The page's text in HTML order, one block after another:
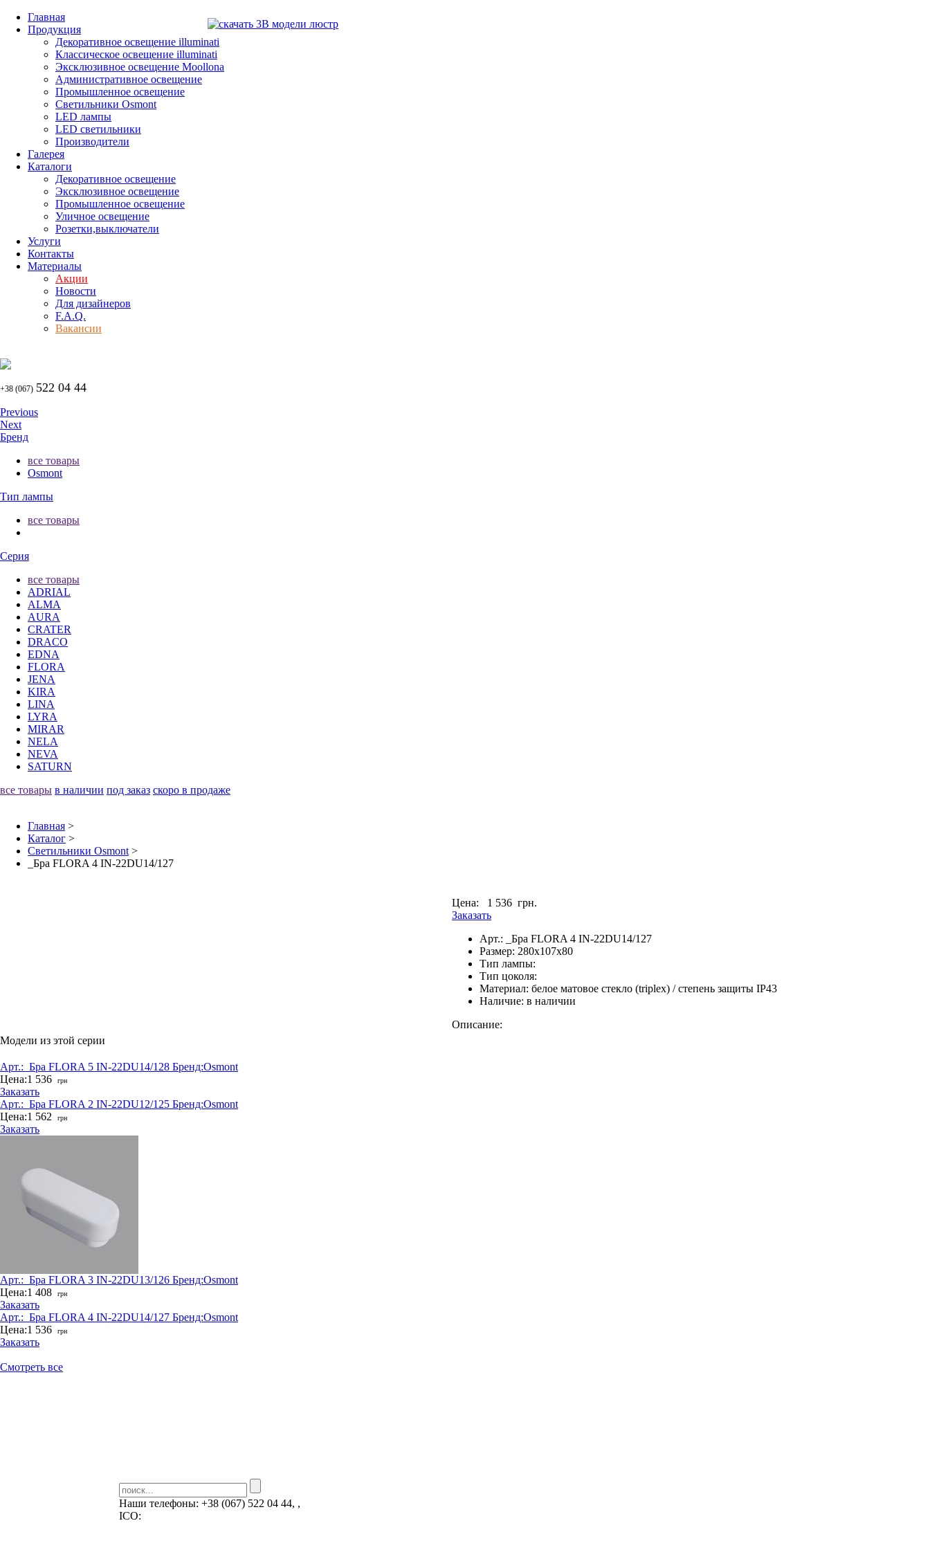
Главная
Продукция
Декоративное освещение illuminati
Классическое освещение illuminati
Эксклюзивное освещение Moollona
Административное освещение
Промышленное освещение
Светильники Osmont
LED лампы
LED светильники
Производители
Галерея
Каталоги
Декоративное освещение
Эксклюзивное освещение
Промышленное освещение
Уличное освещение
Розетки,выключатели
Услуги
Контакты
Материалы
Акции
Новости
Для дизайнеров
F.A.Q.
Вакансии
+38 (067) 522 04 44
Previous
Next
Бренд
все товары
Osmont
Тип лампы
все товары
Серия
все товары
ADRIAL
ALMA
AURA
CRATER
DRACO
EDNA
FLORA
JENA
KIRA
LINA
LYRA
MIRAR
NELA
NEVA
SATURN
все товары в наличии под заказ скоро в продаже
Главная >
Каталог >
Светильники Osmont >
_Бра FLORA 4 IN-22DU14/127
Цена:
1 536 грн.
Заказать
Арт.:
_Бра FLORA 4 IN-22DU14/127
Размер: 280x107x80
Тип лампы:
Тип цоколя:
Материал: белое матовое стекло (triplex) / степень защиты IP43
Наличие: в наличии
Описание:
Модели из этой серии
Арт.: _Бра FLORA 5 IN-22DU14/128 Бренд:Osmont
Цена:1 536 грн
Заказать
Арт.: _Бра FLORA 2 IN-22DU12/125 Бренд:Osmont
Цена:1 562 грн
Заказать
Арт.: _Бра FLORA 3 IN-22DU13/126 Бренд:Osmont
Цена:1 408 грн
Заказать
Арт.: _Бра FLORA 4 IN-22DU14/127 Бренд:Osmont
Цена:1 536 грн
Заказать
Смотреть все
Наши телефоны: +38 (067) 522 04 44, ,
ICQ: